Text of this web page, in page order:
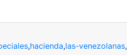
,hacienda,las-venezolanas,